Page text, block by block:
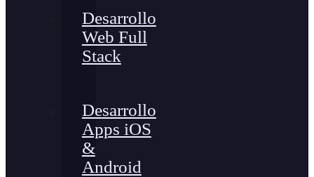
Desarrollo
Web Full
Stack
Desarrollo
Apps iOS
&
Android